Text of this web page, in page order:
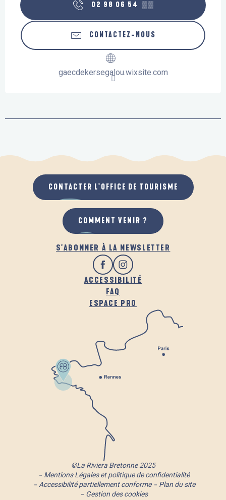
02 98 06 54 ▒▒
CONTACTEZ-NOUS
gaecdekersegalou.wixsite.com
S'ABONNER À LA NEWSLETTER
ACCESSIBILITÉ
FAQ
ESPACE PRO
CONTACTER L'OFFICE DE TOURISME
COMMENT VENIR ?
©La Riviera Bretonne 2025
Mentions Légales et politique de confidentialité
Accessibilité partiellement conforme
Plan du site
Gestion des cookies